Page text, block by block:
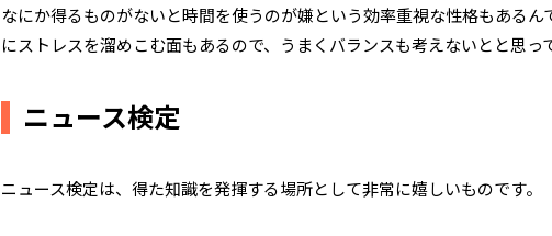
なにか得るものがないと時間を使うのが嫌という効率重視な性格もある
にストレスを溜めこむ面もあるので、うまくバランスも考えないとと思っ
ニュース検定
ニュース検定は、得た知識を発揮する場所として非常に嬉しいものです。